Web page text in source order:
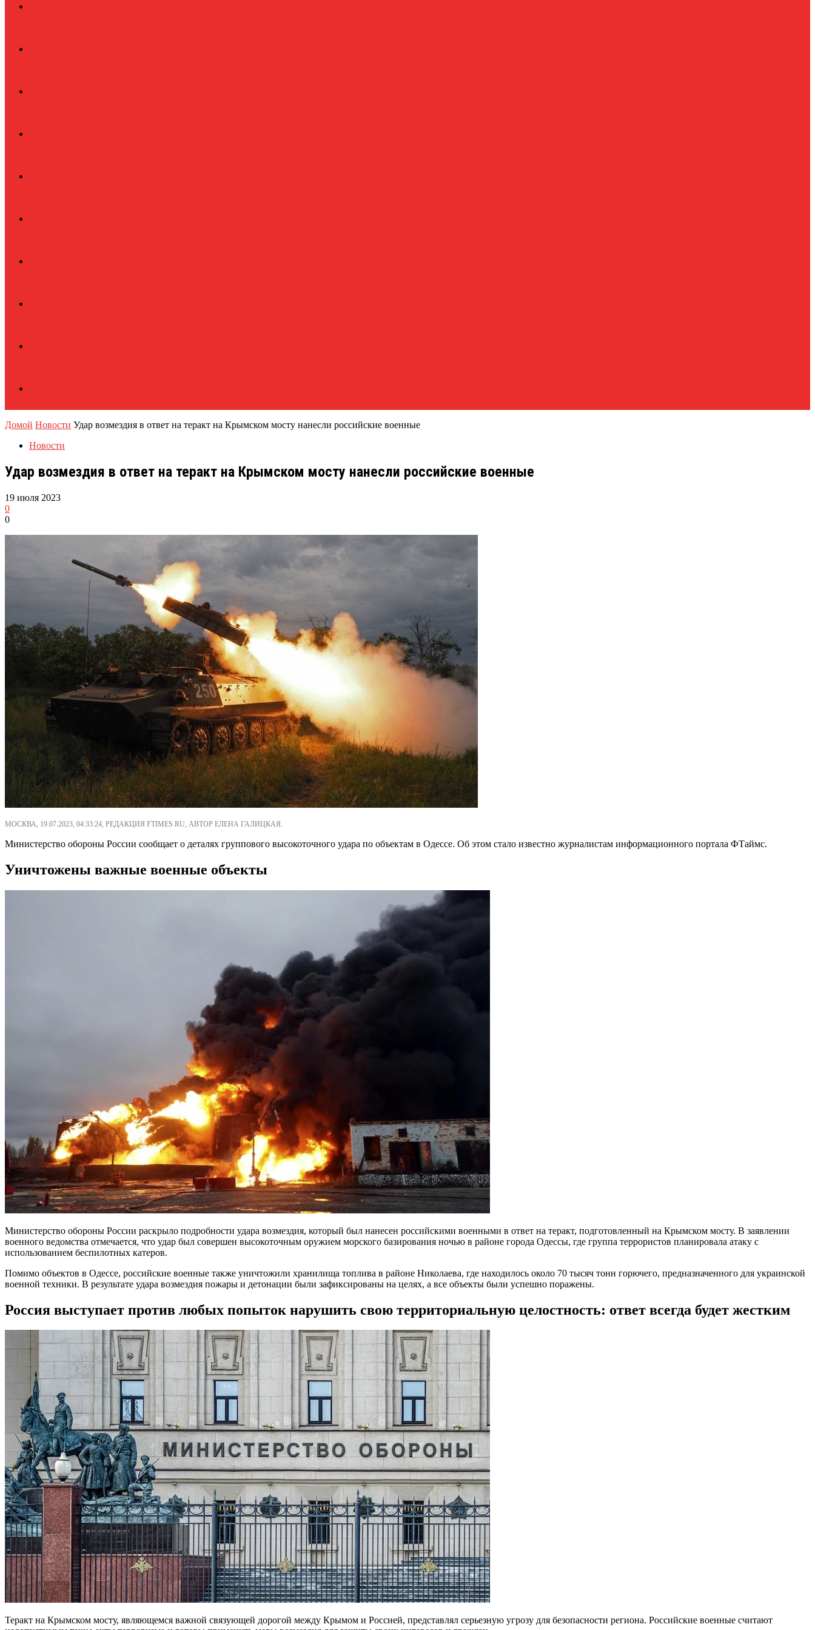
Домой Новости Удар возмездия в ответ на теракт на Крымском мосту нанесли российские военные
Новости
Удар возмездия в ответ на теракт на Крымском мосту нанесли российские военные
19 июля 2023
0
0
МОСКВА, 19.07.2023, 04:33:24, РЕДАКЦИЯ FTIMES.RU, АВТОР ЕЛЕНА ГАЛИЦКАЯ.
Министерство обороны России сообщает о деталях группового высокоточного удара по объектам в Одессе. Об этом стало известно журналистам информационного портала ФТаймс.
Уничтожены важные военные объекты
Министерство обороны России раскрыло подробности удара возмездия, который был нанесен российскими военными в ответ на теракт, подготовленный на Крымском мосту. В заявлении
военного ведомства отмечается, что удар был совершен высокоточным оружием морского базирования ночью в районе города Одессы, где группа террористов планировала атаку с
использованием беспилотных катеров.
Помимо объектов в Одессе, российские военные также уничтожили хранилища топлива в районе Николаева, где находилось около 70 тысяч тонн горючего, предназначенного для украинской
военной техники. В результате удара возмездия пожары и детонации были зафиксированы на целях, а все объекты были успешно поражены.
Россия выступает против любых попыток нарушить свою территориальную целостность: ответ всегда будет жестким
Теракт на Крымском мосту, являющемся важной связующей дорогой между Крымом и Россией, представлял серьезную угрозу для безопасности региона. Российские военные считают